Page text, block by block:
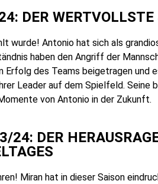
DER WERTVOLLSTE
wurde! Antonio hat sich als
haben den Angriff der
des Teams beigetragen und
Leader auf dem Spielfeld. Seine
von Antonio in der Zukunft.
DER
Miran hat in dieser Saison